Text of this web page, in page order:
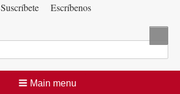
Suscríbete
Escríbenos
Main menu